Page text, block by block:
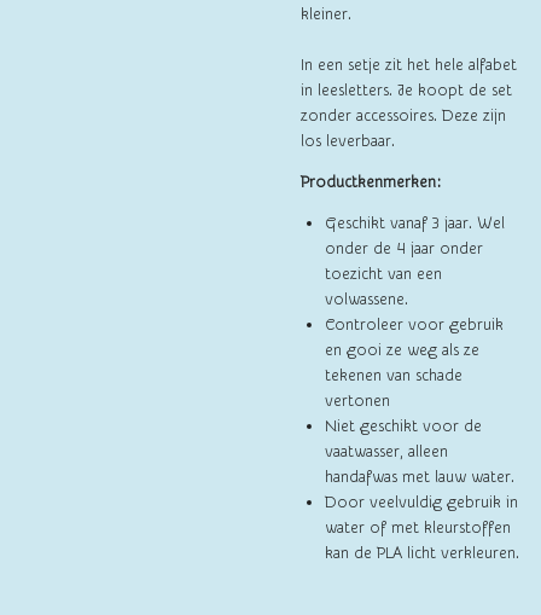
kleiner.
In een setje zit het hele alfabet
in leesletters. Je koopt de set
zonder accessoires. Deze zijn
los leverbaar.
Productkenmerken:
Geschikt vanaf 3 jaar. Wel
onder de 4 jaar onder
toezicht van een
volwassene.
Controleer voor gebruik
en gooi ze weg als ze
tekenen van schade
vertonen
Niet geschikt voor de
vaatwasser, alleen
handafwas met lauw water.
Door veelvuldig gebruik in
water of met kleurstoffen
kan de PLA licht verkleuren.